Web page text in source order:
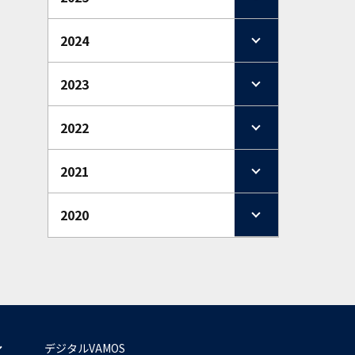
2024
2023
2022
2021
2020
デジタルVAMOS